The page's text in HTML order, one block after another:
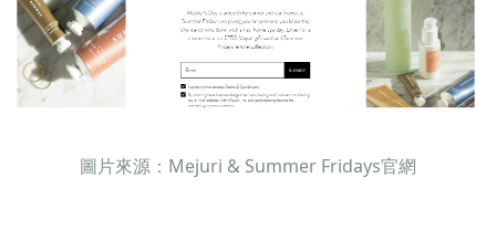
圖片來源：Mejuri & Summer Fridays官網